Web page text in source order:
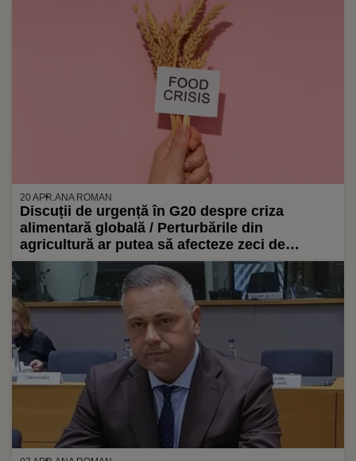
20 APR. ANA ROMAN
Discuții de urgență în G20 despre criza
alimentară globală / Perturbările din
agricultură ar putea să afecteze zeci de
milioane de oameni